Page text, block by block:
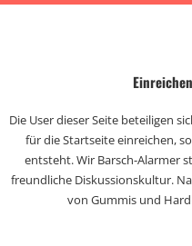
Die User dieser Seite beteiligen
für die Startseite einreichen,
entsteht. Wir Barsch-Alarmer
freundliche Diskussionskultur.
von Gummis und